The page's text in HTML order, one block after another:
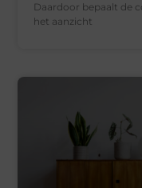
Daardoor bepaalt de
het aanzicht